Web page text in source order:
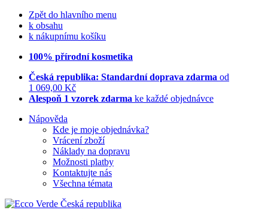
Zpět do hlavního menu
k obsahu
k nákupnímu košíku
100% přírodní kosmetika
Česká republika: Standardní doprava zdarma od
1 069,00 Kč
Alespoň 1 vzorek zdarma ke každé objednávce
Nápověda
Kde je moje objednávka?
Vrácení zboží
Náklady na dopravu
Možnosti platby
Kontaktujte nás
Všechna témata